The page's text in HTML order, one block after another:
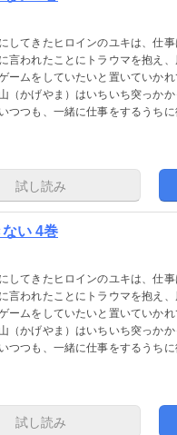
してきたヒロインのユキは、仕
言われたことにトラウマを抱え
ームをしていたいと置いていか
（かげやま）はいちいち突っか
つつも、一緒に仕事をするうち
試し読み
い 4巻
してきたヒロインのユキは、仕
言われたことにトラウマを抱え
ームをしていたいと置いていか
（かげやま）はいちいち突っか
つつも、一緒に仕事をするうち
試し読み